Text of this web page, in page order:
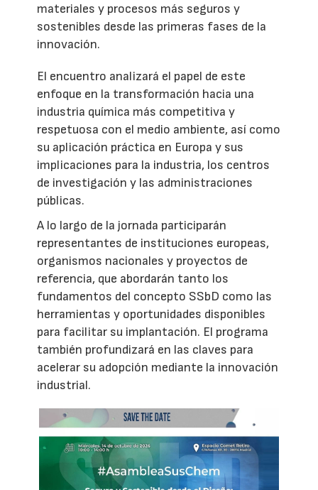
materiales y procesos más seguros y
sostenibles desde las primeras fases de la
innovación.
El encuentro analizará el papel de este
enfoque en la transformación hacia una
industria química más competitiva y
respetuosa con el medio ambiente, así como
su aplicación práctica en Europa y sus
implicaciones para la industria, los centros
de investigación y las administraciones
públicas.
A lo largo de la jornada participarán
representantes de instituciones europeas,
organismos nacionales y proyectos de
referencia, que abordarán tanto los
fundamentos del concepto SSbD como las
herramientas y oportunidades disponibles
para facilitar su implantación. El programa
también profundizará en las claves para
acelerar su adopción mediante la innovación
industrial.